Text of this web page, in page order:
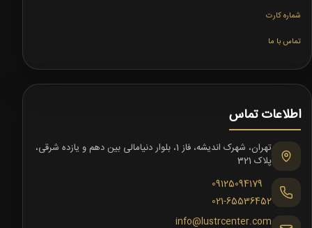
شماره کارت
تماس با ما
اطلاعات تماس
تهران، شهرک اندیشه، فاز 1، بلوار دنیامالی بین دهم و یازده شرقی،
پلاک 321
09125094179
021-65536452
info@lustrcenter.com